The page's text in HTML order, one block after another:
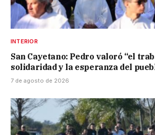
INTERIOR
San Cayetano: Pedro valoró “el
solidaridad y la esperanza del
7 de agosto de 2026